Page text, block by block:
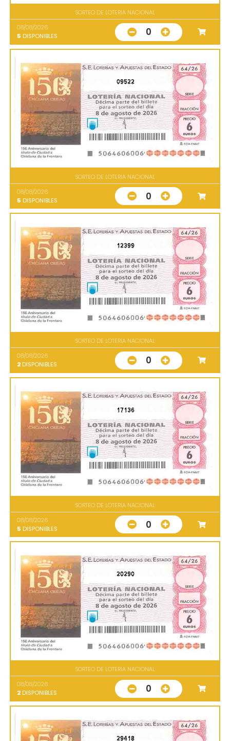
SORTEO DE LOTERIA NACIONAL
08/08/2026
5 DISPONIBLES 0
09522
SORTEO DE LOTERIA NACIONAL
08/08/2026
5 DISPONIBLES 0
12399
SORTEO DE LOTERIA NACIONAL
08/08/2026
2 DISPONIBLES 0
17136
SORTEO DE LOTERIA NACIONAL
08/08/2026
5 DISPONIBLES 0
20290
SORTEO DE LOTERIA NACIONAL
08/08/2026
2 DISPONIBLES 0
29418